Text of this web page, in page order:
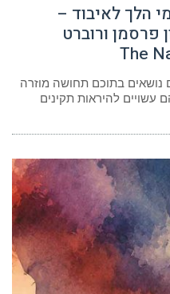
הלך לאיבוד –
פרסמן ורוברט
נושאים בתוכם תחושה מוזרה
להיראות תקינים